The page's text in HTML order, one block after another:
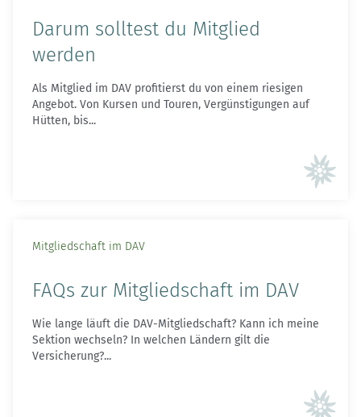
Darum solltest du Mitglied
werden
Als Mitglied im DAV profitierst du von einem riesigen
Angebot. Von Kursen und Touren, Vergünstigungen auf
Hütten, bis...
Mitgliedschaft im DAV
FAQs zur Mitgliedschaft im DAV
Wie lange läuft die DAV-Mitgliedschaft? Kann ich meine
Sektion wechseln? In welchen Ländern gilt die
Versicherung?...